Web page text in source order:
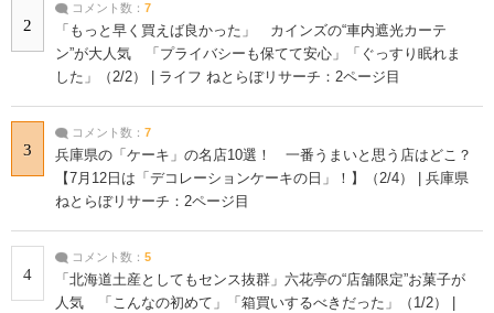
2
コメント数： 7
「もっと早く買えば良かった」 カインズの“車内遮光カーテ
ン”が大人気 「プライバシーも保てて安心」「ぐっすり眠れま
した」（2/2） | ライフ ねとらぼリサーチ：2ページ目
3
コメント数： 7
兵庫県の「ケーキ」の名店10選！ 一番うまいと思う店はどこ？
【7月12日は「デコレーションケーキの日」！】（2/4） | 兵庫県
ねとらぼリサーチ：2ページ目
4
コメント数： 5
「北海道土産としてもセンス抜群」六花亭の“店舗限定”お菓子が
人気 「こんなの初めて」「箱買いするべきだった」（1/2） |